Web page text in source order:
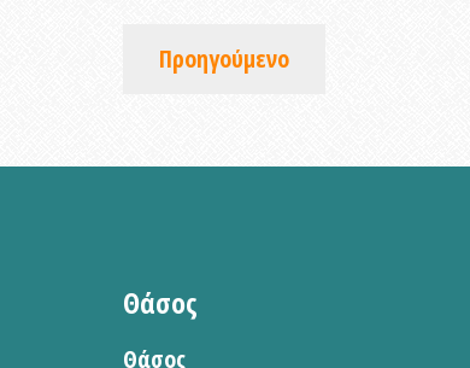
Προηγούμενο
Θάσος
Θάσος